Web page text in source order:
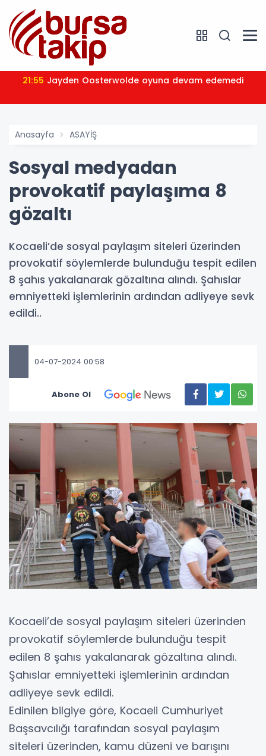
21:55 Jayden Oosterwolde oyuna devam edemedi
Anasayfa ASAYİŞ
Sosyal medyadan
provokatif paylaşıma 8
gözaltı
Kocaeli’de sosyal paylaşım siteleri üzerinden
provokatif söylemlerde bulunduğu tespit edilen
8 şahıs yakalanarak gözaltına alındı. Şahıslar
emniyetteki işlemlerinin ardından adliyeye sevk
edildi..
04-07-2024 00:58
Abone Ol
Kocaeli’de sosyal paylaşım siteleri üzerinden
provokatif söylemlerde bulunduğu tespit
edilen 8 şahıs yakalanarak gözaltına alındı.
Şahıslar emniyetteki işlemlerinin ardından
adliyeye sevk edildi.
Edinilen bilgiye göre, Kocaeli Cumhuriyet
Başsavcılığı tarafından sosyal paylaşım
siteleri üzerinden, kamu düzeni ve barışını